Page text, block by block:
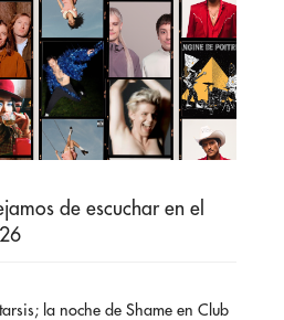
de escuchar en el
la noche de Shame en Club